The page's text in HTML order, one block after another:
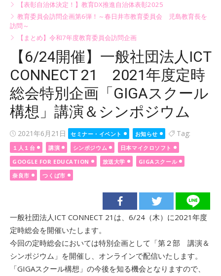
【表彰自治体決定！】教育DX推進自治体表彰2025
教育委員会訪問企画第6弾！～春日井市教育委員会 児島教育長を
訪問～
【まとめ】令和7年度教育委員会訪問企画
【6/24開催】一般社団法人ICT
CONNECT 21 2021年度定時
総会特別企画「GIGAスクール
構想」講演＆シンポジウム
Posted
on
2021年6月21日 セミナー・イベント お知らせ Tag:
１人１台 講演 シンポジウム
日本マイクロソフト
GOOGLE FOR EDUCATION
放送大学
GIGAスクール
奈良市
つくば市
一般社団法人ICT CONNECT 21は、6/24（木）に2021年度
定時総会を開催いたします。
今回の定時総会においては特別企画として「第２部 講演＆
シンポジウム」を開催し、オンラインで配信いたします。
「GIGAスクール構想」の今後を知る機会となりますので、